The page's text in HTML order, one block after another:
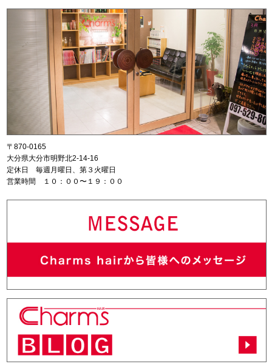
〒870-0165
大分県大分市明野北2-14-16
定休日 毎週月曜日、第３火曜日
営業時間 １０：００〜１９：００